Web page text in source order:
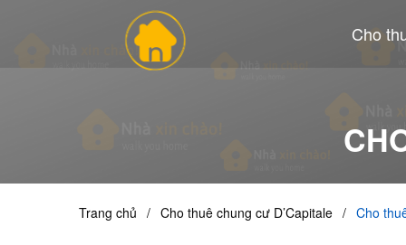
Cho
Trang chủ / Cho thuê chung cư D’Capitale / Cho